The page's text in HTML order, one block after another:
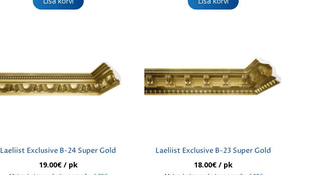
Laeliist Exclusive B-24 Super Gold
19.00€/ pk
Laeliist Exclusive B-23 Super Gold
18.00€ / pk